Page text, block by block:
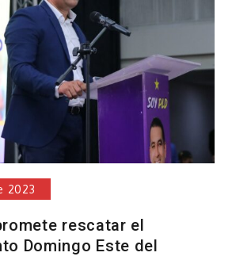
educación
técnica
es
fundamental
2023
rescatar el
Domingo Este del